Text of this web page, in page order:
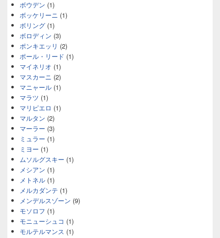
ボウデン (1)
ボッケリーニ (1)
ボリング (1)
ボロディン (3)
ポンキエッリ (2)
ポール・リード (1)
マイネリオ (1)
マスカーニ (2)
マニャール (1)
マラツ (1)
マリピエロ (1)
マルタン (2)
マーラー (3)
ミュラー (1)
ミヨー (1)
ムソルグスキー (1)
メシアン (1)
メトネル (1)
メルカダンテ (1)
メンデルスゾーン (9)
モソロフ (1)
モニューシュコ (1)
モルテルマンス (1)